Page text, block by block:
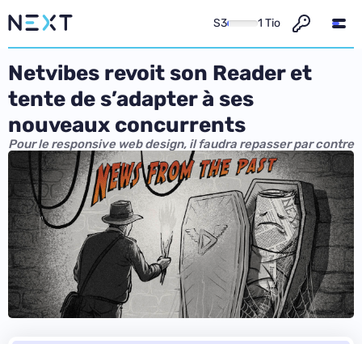
S3 1 Tio
Netvibes revoit son Reader et
tente de s’adapter à ses
nouveaux concurrents
Pour le responsive web design, il faudra repasser par contre